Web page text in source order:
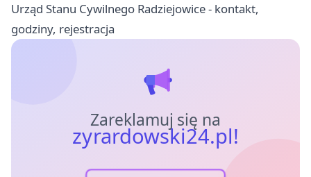
Urząd Stanu Cywilnego Radziejowice - kontakt,
godziny, rejestracja
Zareklamuj się na
zyrardowski24.pl!